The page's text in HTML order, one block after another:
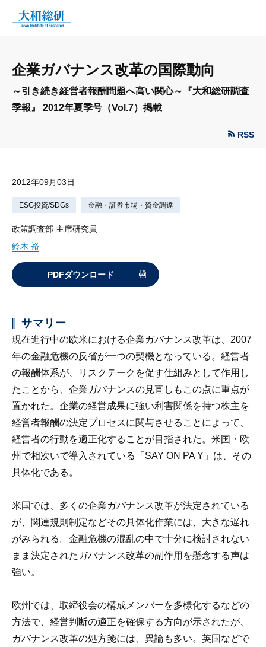
企業ガバナンス改革の国際動向
～引き続き経営者報酬問題へ高い関心～『大和総研調査
季報』 2012年夏季号（Vol.7）掲載
RSS
2012年09月03日
ESG投資/SDGs 金融・証券市場・資金調達
政策調査部 主席研究員
鈴木 裕
PDFダウンロード
サマリー
現在進行中の欧米における企業ガバナンス改革は、2007
年の金融危機の反省が一つの契機となっている。経営者
の報酬体系が、リスクテークを促す仕組みとして作用し
たことから、企業ガバナンスの見直しもこの点に重点が
置かれた。企業の経営成果に強い利害関係を持つ株主を
経営者報酬の決定プロセスに関与させることによって、
経営者の行動を適正化することが目指された。米国・欧
州で相次いで導入されている「SAY ON PA Y」は、その
具体化である。
米国では、多くの企業ガバナンス改革が法定されている
が、関連規則制定などその具体化作業には、大きな遅れ
がみられる。金融危機の混乱の中で十分に検討されない
まま決定されたガバナンス改革の副作用を懸念する声は
強い。
欧州では、取締役会の構成メンバーを多様化するなどの
方法で、経営判断の適正を確保する方向が示されたが、
ガバナンス改革の処方箋には、異論も多い。英国などで